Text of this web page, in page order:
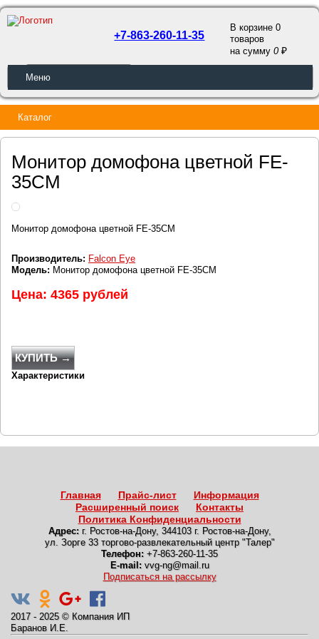
ОБРАТНЫЙ ЗВОНОК
+7-863-260-11-35
В корзине 0
товаров
на сумму0
Меню
Каталог
Монитор домофона цветной FE-
35CM
Монитор домофона цветной FE-35CM
Производитель: Falcon Eye
Модель: Монитор домофона цветной FE-35CM
Цена: 4365 рублей
КУПИТЬ →
Характеристики
Главная Прайс-лист
Информация
Расширенный поиск
Контакты
Политика Конфиденциальности
Адрес: г. Ростов-на-Дону, 344103 г. Ростов-на-Дону,
ул. Зорге 33 торгово-развлекательный центр "Талер"
Телефон: +7-863-260-11-35
E-mail: vvg-ng@mail.ru
Подписаться на рассылку
2017 - 2025 © Компания ИП
Баранов И.Е.